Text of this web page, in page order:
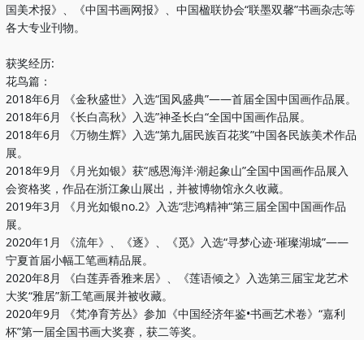
国美术报》、《中国书画网报》、中国楹联协会“联墨双馨”书画杂志等
各大专业刊物。
获奖经历:
花鸟篇：
2018年6月 《金秋盛世》入选“国风盛典”——首届全国中国画作品展。
2018年6月 《长白高秋》入选”神圣长白“全国中国画作品展。
2018年6月 《万物生辉》入选“第九届民族百花奖”中国各民族美术作品
展。
2018年9月 《月光如银》获“感恩海洋·潮起象山”全国中国画作品展入
会资格奖，作品在浙江象山展出，并被博物馆永久收藏。
2019年3月 《月光如银no.2》入选“悲鸿精神“第三届全国中国画作品
展。
2020年1月 《流年》、《逐》、《觅》入选“寻梦心迹·璀璨湖城”——
宁夏首届小幅工笔画精品展。
2020年8月 《白莲弄香雅来居》、《莲语倾之》入选第三届宝龙艺术
大奖“雅居”新工笔画展并被收藏。
2020年9月 《梵净育芳丛》参加《中国经济年鉴•书画艺术卷》“嘉利
杯”第一届全国书画大奖赛，获二等奖。